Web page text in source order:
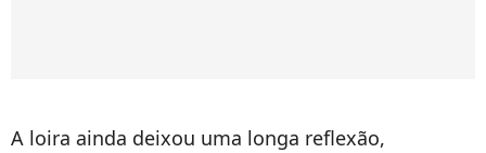
A loira ainda deixou uma longa reflexão,